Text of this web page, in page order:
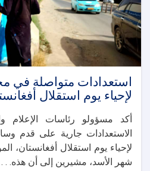
استعدادات متواصلة في
لإحياء يوم استقلال
أكد مسؤولو رئاسات الإعلام
الاستعدادات جارية على قدم
لإحياء يوم استقلال أفغانستان،
شهر الأسد، مشيرين إلى أن هذه. . .